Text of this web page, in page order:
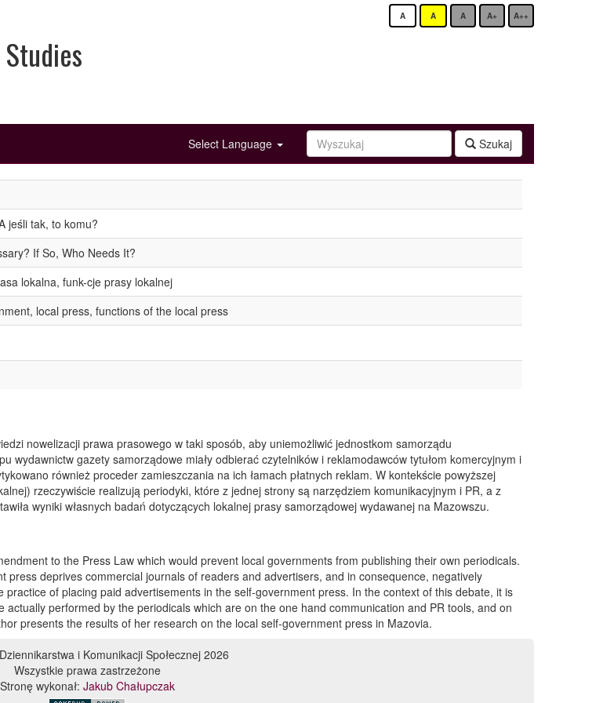
A A A A+ A++
Szukaj
Select Language
jeśli tak, to komu?
If So, Who Needs It?
lokalna, funk-cje prasy lokalnej
local press, functions of the local press
nowelizacji prawa prasowego w taki sposób, aby uniemożliwić jednostkom samorządu
wydawnictw gazety samorządowe miały odbierać czytelników i reklamodawców tytułom komercyjnym i
również proceder zamieszczania na ich łamach płatnych reklam. W kontekście powyższej
rzeczywiście realizują periodyki, które z jednej strony są narzędziem komunikacyjnym i PR, a z
wyniki własnych badań dotyczących lokalnej prasy samorządowej wydawanej na Mazowszu.
to the Press Law which would prevent local governments from publishing their own periodicals.
deprives commercial journals of readers and advertisers, and in consequence, negatively
of placing paid advertisements in the self-government press. In the context of this debate, it is
performed by the periodicals which are on the one hand communication and PR tools, and on
presents the results of her research on the local self-government press in Mazovia.
i Komunikacji Społecznej 2026
Wszystkie prawa zastrzeżone
Stronę wykonał: Jakub Chałupczak